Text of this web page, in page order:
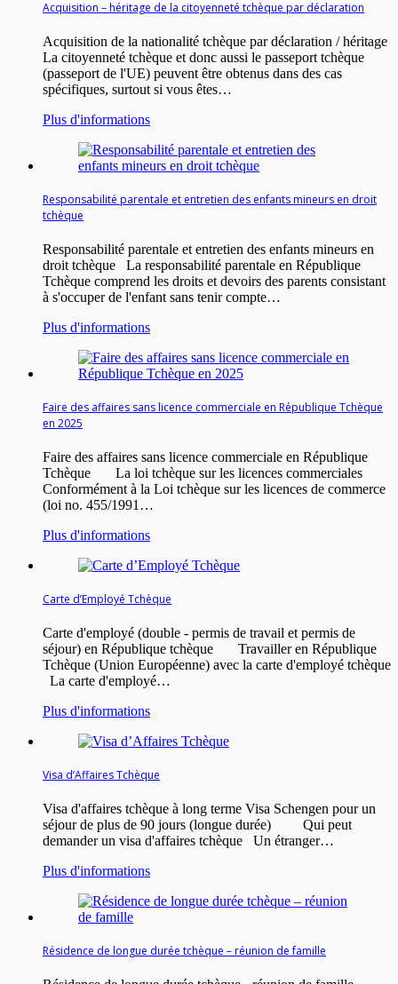
Acquisition – héritage de la citoyenneté tchèque par déclaration
Acquisition de la nationalité tchèque par déclaration / héritage
La citoyenneté tchèque et donc aussi le passeport tchèque
(passeport de l'UE) peuvent être obtenus dans des cas
spécifiques, surtout si vous êtes…
Plus d'informations
Responsabilité parentale et entretien des enfants mineurs en droit
tchèque
Responsabilité parentale et entretien des enfants mineurs en
droit tchèque La responsabilité parentale en République
Tchèque comprend les droits et devoirs des parents consistant
à s'occuper de l'enfant sans tenir compte…
Plus d'informations
Faire des affaires sans licence commerciale en République Tchèque
en 2025
Faire des affaires sans licence commerciale en République
Tchèque La loi tchèque sur les licences commerciales
Conformément à la Loi tchèque sur les licences de commerce
(loi no. 455/1991…
Plus d'informations
Carte d’Employé Tchèque
Carte d'employé (double - permis de travail et permis de
séjour) en République tchèque Travailler en République
Tchèque (Union Européenne) avec la carte d'employé tchèque
La carte d'employé…
Plus d'informations
Visa d’Affaires Tchèque
Visa d'affaires tchèque à long terme Visa Schengen pour un
séjour de plus de 90 jours (longue durée) Qui peut
demander un visa d'affaires tchèque Un étranger…
Plus d'informations
Résidence de longue durée tchèque – réunion de famille